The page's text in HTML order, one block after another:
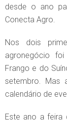
desde o ano
Conecta Agro.
Nos dois
agronegócio
Frango e do
setembro. Mas
calendário de
Este ano a feira